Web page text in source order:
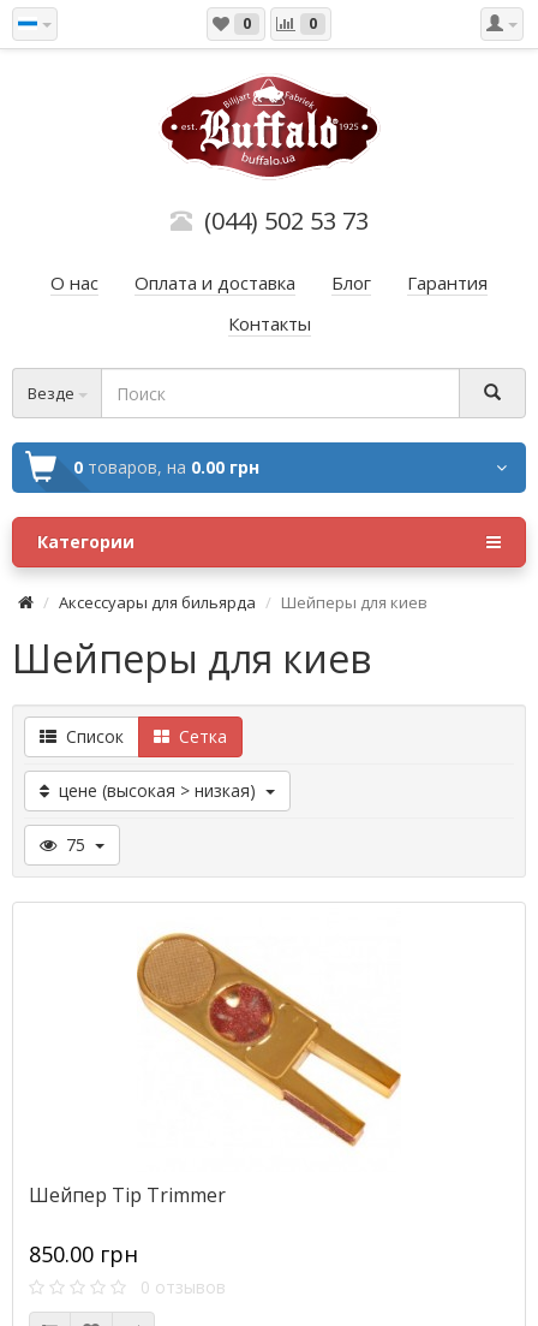
0 0
(044) 502 53 73
О нас Оплата и доставка Блог
Гарантия
Контакты
Везде
0 товаров, на 0.00 грн
Категории
Аксессуары для бильярда Шейперы для киев
Шейперы для киев
Список Сетка
цене (высокая > низкая)
75
Шейпер Tip Trimmer
850.00 грн
0 отзывов